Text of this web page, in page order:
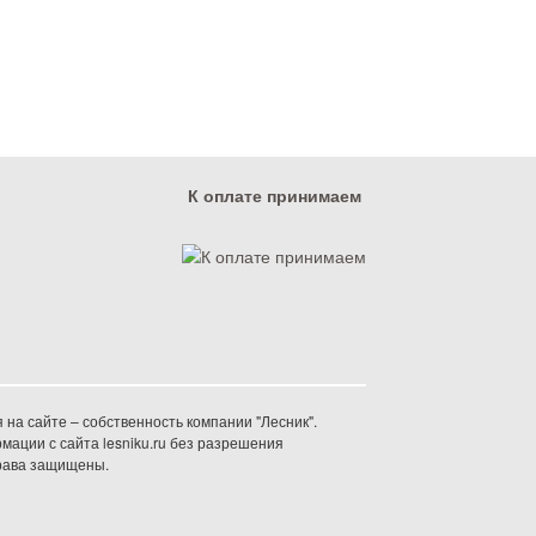
К оплате принимаем
сайте – собственность компании "Лесник".
с сайта lesniku.ru без разрешения
защищены.